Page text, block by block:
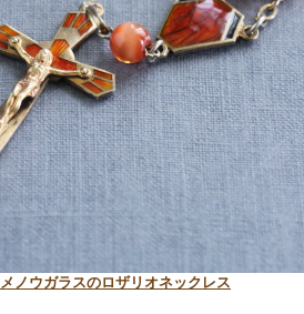
メノウガラスのロザリオネックレス